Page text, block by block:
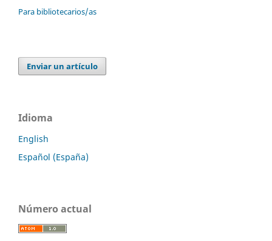
Para bibliotecarios/as
Enviar un artículo
Idioma
English
Español (España)
Número actual